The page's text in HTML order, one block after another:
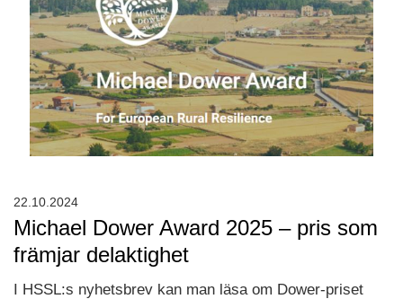
Michael Dower Award 2025 – pris som
främjar delaktighet
I HSSL:s nyhetsbrev kan man läsa om Dower-priset
22.10.2024